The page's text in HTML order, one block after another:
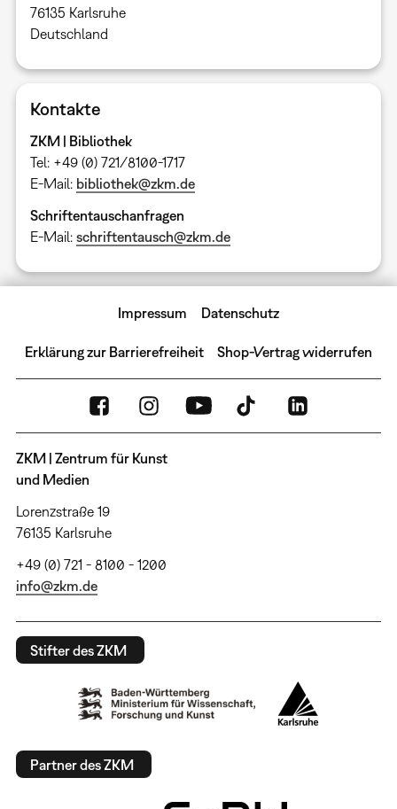
76135 Karlsruhe ​
Deutschland
Kontakte
ZKM | Bibliothek
Tel: +49 (0) 721/8100-1717
E-Mail: bibliothek@zkm.de
Schriftentauschanfragen
E-Mail: schriftentausch@zkm.de
Impressum Datenschutz
Erklärung zur Barrierefreiheit Shop-Vertrag widerrufen
ZKM | Zentrum für Kunst
und Medien
Lorenzstraße 19
76135 Karlsruhe
+49 (0) 721 - 8100 - 1200
info@zkm.de
Stifter des ZKM
Partner des ZKM